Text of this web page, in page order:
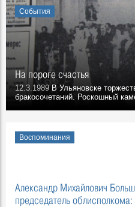
События
На пороге счастья
12.3.1989В Ульяновске
бракосочетаний. Роскошный
Воспоминания
Александр Михайлович
председатель облисполкома: